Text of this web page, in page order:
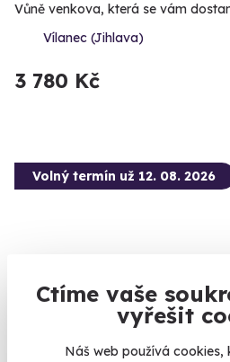
Ctíme vaše
vyřešit
Náš web používá cookies,
Vůně venkova, která se vám
Vílanec (Jihlava)
3 780 Kč
Volný termín už 12. 08. 2026
Zážitková střelba: